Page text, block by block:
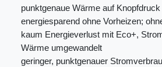
punktgenaue Wärme auf Knopfdruck
energiesparend ohne Vorheizen;
kaum Energieverlust mit Eco+,
Wärme umgewandelt
geringer, punktgenauer